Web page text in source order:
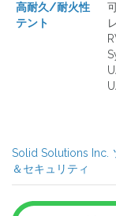
高耐久/耐火性
テント
Solid Solutions Inc.
＆セキュリティ